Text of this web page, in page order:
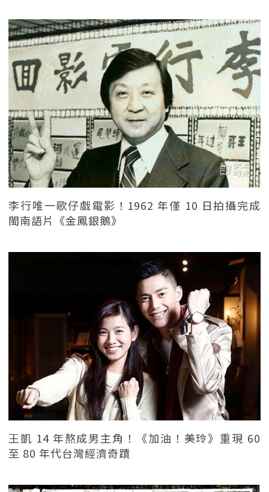
李行唯一歌仔戲電影！1962 年僅 10 日拍攝完成
閩南語片《金鳳銀鵝》
王凱 14 年熬成男主角！《加油！美玲》重現 60
至 80 年代台灣經濟奇蹟